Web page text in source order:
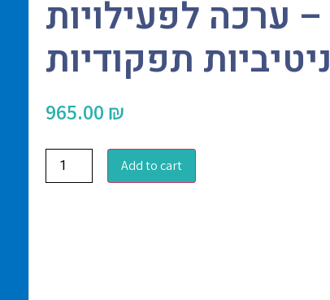
– ערכה לפעילויות
965.00 ₪
Add to cart